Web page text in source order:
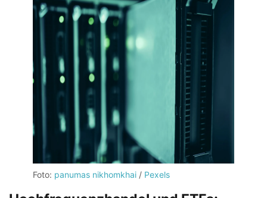
Foto: panumas nikhomkhai / Pexels